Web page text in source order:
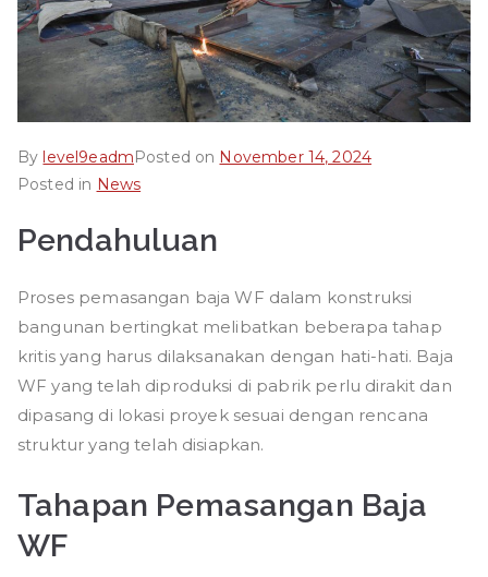
By level9eadmPosted on November 14, 2024
Posted in News
Pendahuluan
Proses pemasangan baja WF dalam konstruksi
bangunan bertingkat melibatkan beberapa tahap
kritis yang harus dilaksanakan dengan hati-hati. Baja
WF yang telah diproduksi di pabrik perlu dirakit dan
dipasang di lokasi proyek sesuai dengan rencana
struktur yang telah disiapkan.
Tahapan Pemasangan Baja
WF